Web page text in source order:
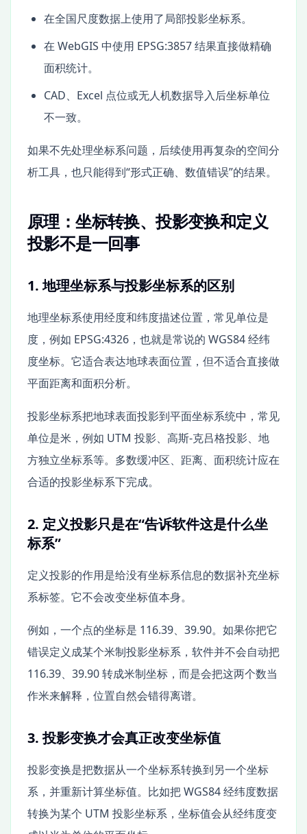
在全国尺度数据上使用了局部投影坐标系。
在 WebGIS 中使用 EPSG:3857 结果直接做精确
面积统计。
CAD、Excel 点位或无人机数据导入后坐标单位
不一致。
如果不先处理坐标系问题，后续使用再复杂的空间分
析工具，也只能得到“形式正确、数值错误”的结果。
原理：坐标转换、投影变换和定义
投影不是一回事
1. 地理坐标系与投影坐标系的区别
地理坐标系使用经度和纬度描述位置，常见单位是
度，例如 EPSG:4326，也就是常说的 WGS84 经纬
度坐标。它适合表达地球表面位置，但不适合直接做
平面距离和面积分析。
投影坐标系把地球表面投影到平面坐标系统中，常见
单位是米，例如 UTM 投影、高斯-克吕格投影、地
方独立坐标系等。多数缓冲区、距离、面积统计应在
合适的投影坐标系下完成。
2. 定义投影只是在“告诉软件这是什么坐
标系”
定义投影的作用是给没有坐标系信息的数据补充坐标
系标签。它不会改变坐标值本身。
例如，一个点的坐标是 116.39、39.90。如果你把它
错误定义成某个米制投影坐标系，软件并不会自动把
116.39、39.90 转成米制坐标，而是会把这两个数当
作米来解释，位置自然会错得离谱。
3. 投影变换才会真正改变坐标值
投影变换是把数据从一个坐标系转换到另一个坐标
系，并重新计算坐标值。比如把 WGS84 经纬度数据
转换为某个 UTM 投影坐标系，坐标值会从经纬度变